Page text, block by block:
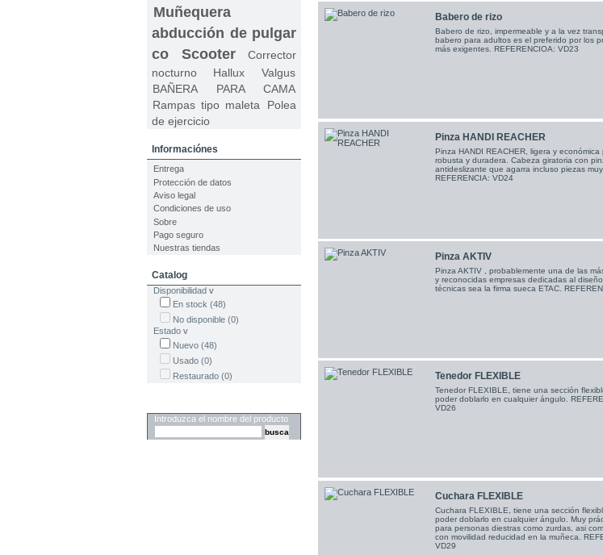
Muñequera
abducción de pulgar
co
Scooter
Corrector
nocturno Hallux Valgus
BAÑERA PARA CAMA
Rampas tipo maleta
Polea
de ejercicio
Informaciónes
Entrega
Protección de datos
Aviso legal
Condiciones de uso
Sobre
Pago seguro
Nuestras tiendas
Catalog
Disponibilidad v
En stock (48)
No disponible (0)
Estado v
Nuevo (48)
Usado (0)
Restaurado (0)
Introduzca el nombre del producto
Babero de rizo
Babero de rizo, impermeable y a la vez
babero para adultos es el preferido por los
más exigentes. REFERENCIOA: VD23
Pinza HANDI REACHER
Pinza HANDI REACHER, ligera y económica
robusta y duradera. Cabeza giratoria con
antideslizante que agarra incluso piezas
REFERENCIA: VD24
Pinza AKTIV
Pinza AKTIV , probablemente una de las
y reconocidas empresas dedicadas al
técnicas sea la firma sueca ETAC.
Tenedor FLEXIBLE
Tenedor FLEXIBLE, tiene una sección
poder doblarlo en cualquier ángulo.
VD26
Cuchara FLEXIBLE
Cuchara FLEXIBLE, tiene una sección
poder doblarlo en cualquier ángulo. Muy
para personas diestras como zurdas, asi
con movilidad reducidad en la muñeca.
VD29